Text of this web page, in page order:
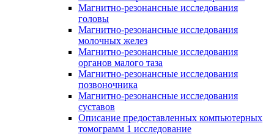
Магнитно-резонансные исследования
головы
Магнитно-резонансные исследования
молочных желез
Магнитно-резонансные исследования
органов малого таза
Магнитно-резонансные исследования
позвоночника
Магнитно-резонансные исследования
суставов
Описание предоставленных компьютерных
томограмм 1 исследование